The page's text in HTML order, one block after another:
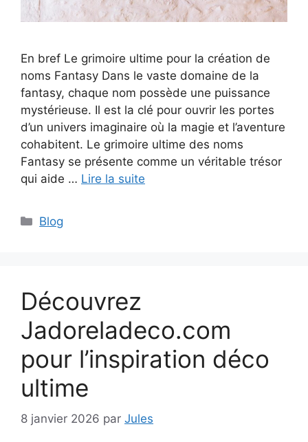
En bref Le grimoire ultime pour la création de
noms Fantasy Dans le vaste domaine de la
fantasy, chaque nom possède une puissance
mystérieuse. Il est la clé pour ouvrir les portes
d’un univers imaginaire où la magie et l’aventure
cohabitent. Le grimoire ultime des noms
Fantasy se présente comme un véritable trésor
qui aide … Lire la suite
Catégories
Blog
Découvrez
Jadoreladeco.com
pour l’inspiration déco
ultime
8 janvier 2026 par Jules